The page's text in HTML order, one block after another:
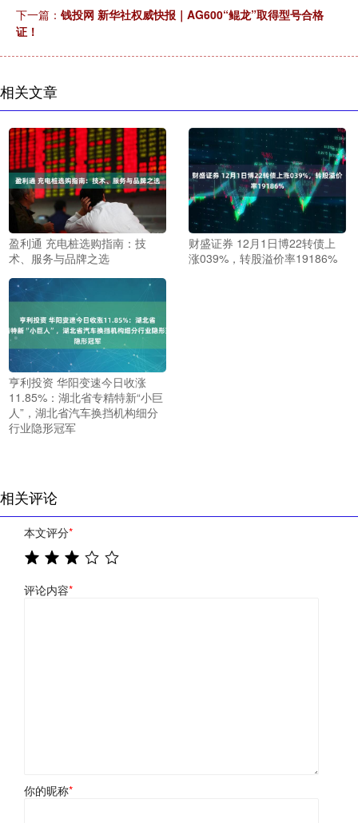
下一篇： 钱投网 新华社权威快报｜AG600“鲲龙”取得型号合格
证！
相关文章
盈利通 充电桩选购指南：技
术、服务与品牌之选
财盛证券 12月1日博22转债上
涨039%，转股溢价率19186%
亨利投资 华阳变速今日收涨
11.85%：湖北省专精特新“小巨
人”，湖北省汽车换挡机构细分
行业隐形冠军
相关评论
本文评分*
评论内容*
你的昵称*